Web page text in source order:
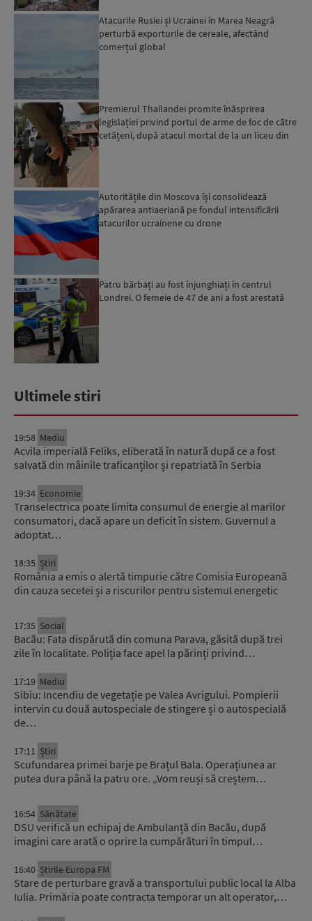
Atacurile Rusiei și Ucrainei în Marea Neagră
perturbă exporturile de cereale, afectând
comerțul global
Premierul Thailandei promite înăsprirea
legislației privind portul de arme de foc de către
cetățeni, după atacul mortal de la un liceu din
Autoritățile din Moscova își consolidează
apărarea antiaeriană pe fondul intensificării
atacurilor ucrainene cu drone
Patru bărbați au fost înjunghiați în centrul
Londrei. O femeie de 47 de ani a fost arestată
Ultimele stiri
19:58 Mediu
Acvila imperială Feliks, eliberată în natură după ce a fost
salvată din mâinile traficanților și repatriată în Serbia
19:34 Economie
Transelectrica poate limita consumul de energie al marilor
consumatori, dacă apare un deficit în sistem. Guvernul a
adoptat…
18:35 Știri
România a emis o alertă timpurie către Comisia Europeană
din cauza secetei și a riscurilor pentru sistemul energetic
17:35 Social
Bacău: Fata dispărută din comuna Parava, găsită după trei
zile în localitate. Poliția face apel la părinți privind…
17:19 Mediu
Sibiu: Incendiu de vegetație pe Valea Avrigului. Pompierii
intervin cu două autospeciale de stingere și o autospecială
de…
17:11 Știri
Scufundarea primei barje pe Brațul Bala. Operațiunea ar
putea dura până la patru ore. „Vom reuși să creștem…
16:54 Sănătate
DSU verifică un echipaj de Ambulanță din Bacău, după
imagini care arată o oprire la cumpărături în timpul…
16:40 Știrile Europa FM
Stare de perturbare gravă a transportului public local la Alba
Iulia. Primăria poate contracta temporar un alt operator,…